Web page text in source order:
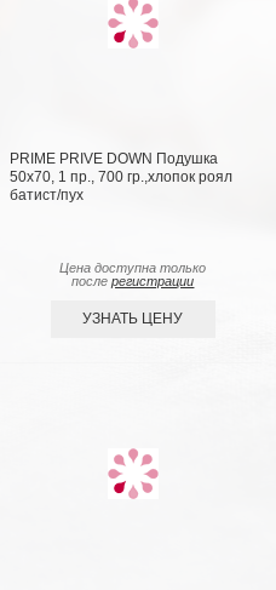
PRIME PRIVE DOWN Подушка
50х70, 1 пр., 700 гр.,хлопок роял
батист/пух
Цена доступна только
послерегистрации
УЗНАТЬ ЦЕНУ